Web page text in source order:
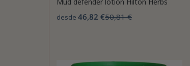
desde 46,82 €50,81 €